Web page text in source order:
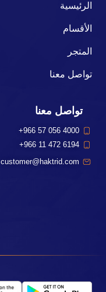
الرئيسية
الأقسام
المتجر
تواصل معنا
تواصل معنا
+966 57 056 4000
+966 11 472 6194
customer@haktrid.com